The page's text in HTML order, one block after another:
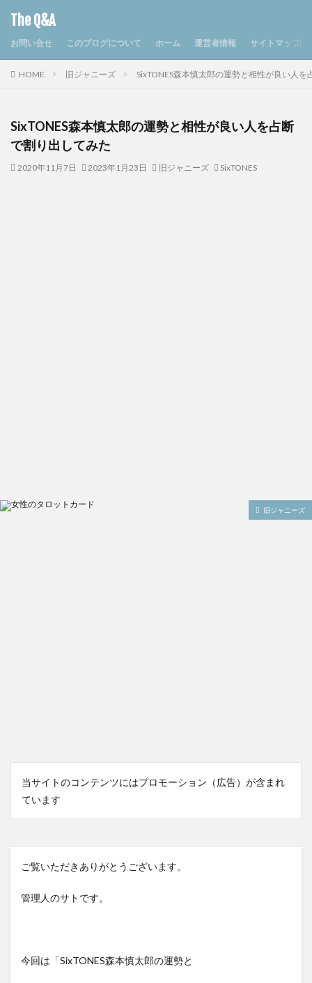
The Q&A
お問い合せ このブログについて ホーム 運営者情報 サイトマップ
HOME 旧ジャニーズ SixTONES森本慎太郎の運勢と相性が良い人を
SixTONES森本慎太郎の運勢と相性が良い人を占断
で割り出してみた
2020年11月7日 2023年1月23日 旧ジャニーズ SixTONES
旧ジャニーズ
当サイトのコンテンツにはプロモーション（広告）が含まれ
ています
ご覧いただきありがとうございます。
管理人のサトです。
今回は「SixTONES森本慎太郎の運勢と